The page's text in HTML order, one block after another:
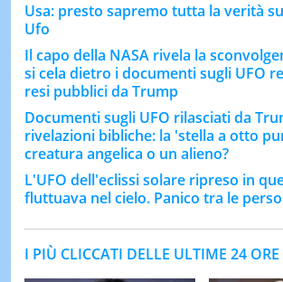
Usa: presto sapremo tutta la verità
Ufo
Il capo della NASA rivela la
si cela dietro i documenti sugli UFO
resi pubblici da Trump
Documenti sugli UFO rilasciati da
rivelazioni bibliche: la 'stella a otto
creatura angelica o un alieno?
L'UFO dell'eclissi solare ripreso in
fluttuava nel cielo. Panico tra le
I PIÙ CLICCATI DELLE ULTIME 24 ORE